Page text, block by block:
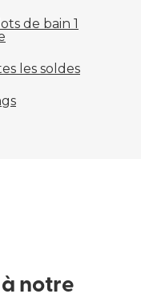
de bain 1
les soldes
notre